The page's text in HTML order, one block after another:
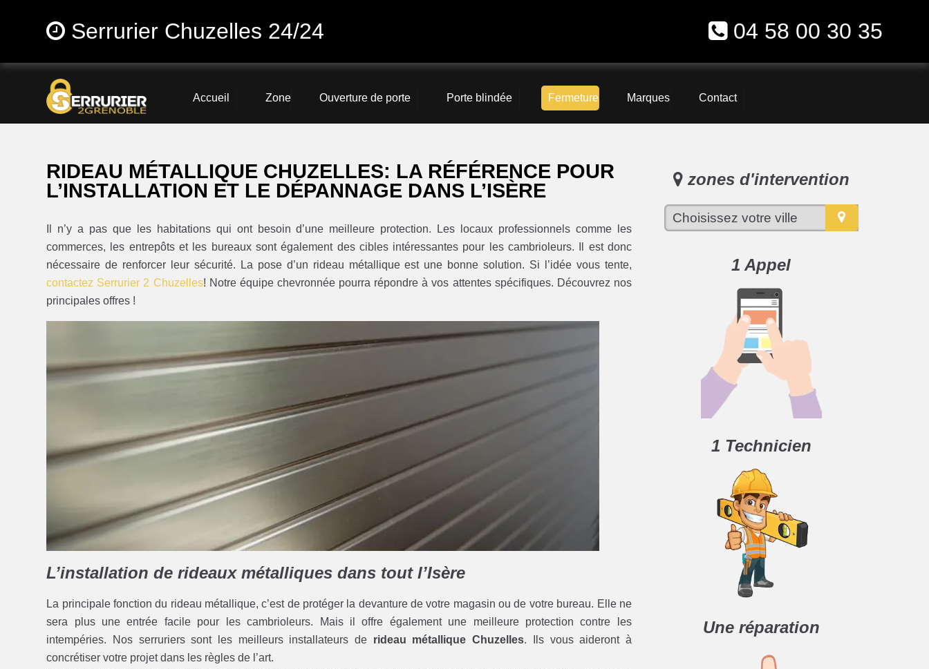
Serrurier Chuzelles 24/24 04 58 00 30 35
Accueil Zone Ouverture de porte Porte blindée Fermeture Marques Contact
RIDEAU MÉTALLIQUE CHUZELLES: LA RÉFÉRENCE POUR
L’INSTALLATION ET LE DÉPANNAGE DANS L’ISÈRE
Il n’y a pas que les habitations qui ont besoin d’une meilleure protection. Les locaux professionnels comme les
commerces, les entrepôts et les bureaux sont également des cibles intéressantes pour les cambrioleurs. Il est donc
nécessaire de renforcer leur sécurité. La pose d’un rideau métallique est une bonne solution. Si l’idée vous tente,
contactez Serrurier 2 Chuzelles! Notre équipe chevronnée pourra répondre à vos attentes spécifiques. Découvrez nos
principales offres !
L’installation de rideaux métalliques dans tout l’Isère
La principale fonction du rideau métallique, c’est de protéger la devanture de votre magasin ou de votre bureau. Elle ne
sera plus une entrée facile pour les cambrioleurs. Mais il offre également une meilleure protection contre les
intempéries. Nos serruriers sont les meilleurs installateurs de rideau métallique Chuzelles. Ils vous aideront à
concrétiser votre projet dans les règles de l’art.
zones d'intervention
1 Appel
1 Technicien
Une réparation